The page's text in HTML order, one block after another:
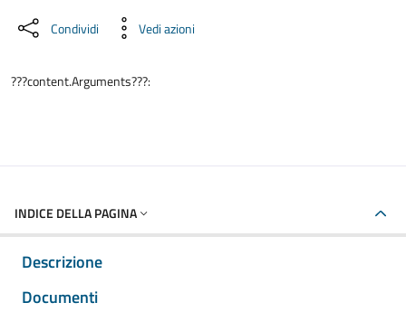
Condividi Vedi azioni
???content.Arguments???:
INDICE DELLA PAGINA
Descrizione
Documenti